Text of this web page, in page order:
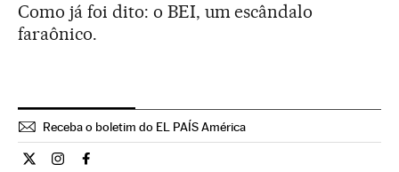
Como já foi dito: o BEI, um escândalo
faraônico.
Receba o boletim do EL PAÍS América
Opiniao El País Brasil en Twitter
Opiniao El País Brasil en Instagram
Opiniao El País Brasil en Facebook